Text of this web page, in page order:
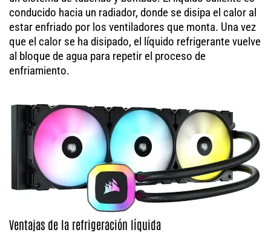
conducido hacia un radiador, donde se disipa el calor al
estar enfriado por los ventiladores que monta. Una vez
que el calor se ha disipado, el líquido refrigerante vuelve
al bloque de agua para repetir el proceso de
enfriamiento.
Ventajas de la refrigeración líquida